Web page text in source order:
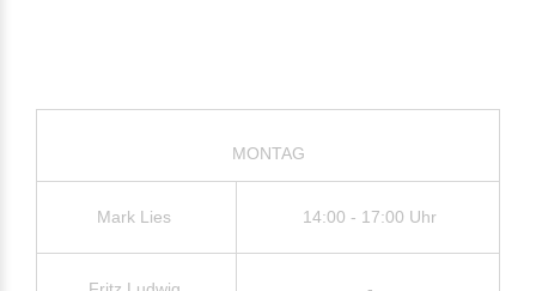
MONTAG
Mark Lies 14:00 - 17:00 Uhr